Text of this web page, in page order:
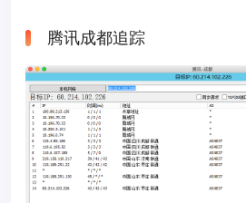
腾讯成都追踪